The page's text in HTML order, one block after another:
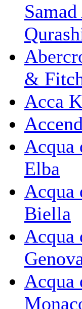
&
Acca
Acqua
Elba
Acqua
Biella
Acqua
Acqua